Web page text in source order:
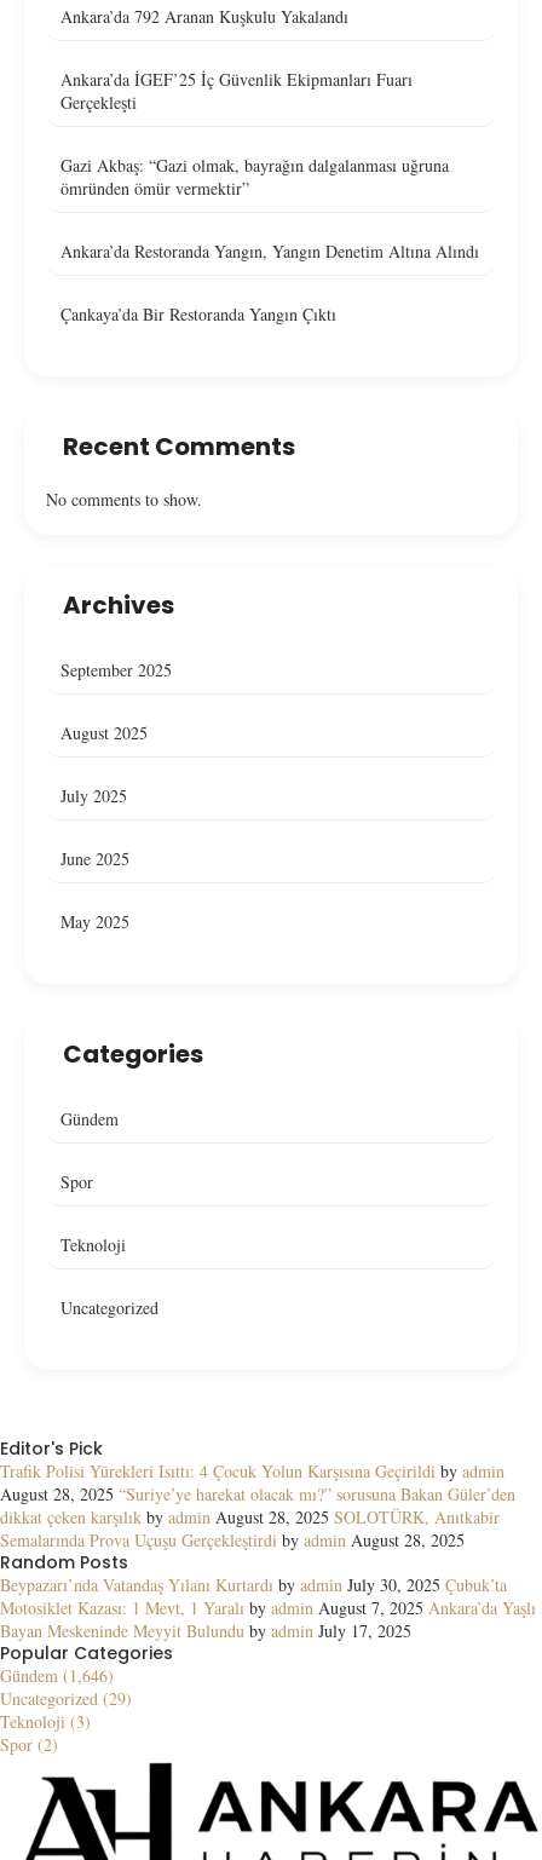
Ankara’da 792 Aranan Kuşkulu Yakalandı
Ankara’da İGEF’25 İç Güvenlik Ekipmanları Fuarı
Gerçekleşti
Gazi Akbaş: “Gazi olmak, bayrağın dalgalanması uğruna
ömründen ömür vermektir”
Ankara’da Restoranda Yangın, Yangın Denetim Altına Alındı
Çankaya’da Bir Restoranda Yangın Çıktı
Recent Comments
No comments to show.
Archives
September 2025
August 2025
July 2025
June 2025
May 2025
Categories
Gündem
Spor
Teknoloji
Uncategorized
Editor's Pick
Trafik Polisi Yürekleri Isıttı: 4 Çocuk Yolun Karşısına Geçirildi by admin
August 28, 2025 “Suriye’ye harekat olacak mı?” sorusuna Bakan Güler’den
dikkat çeken karşılık by admin August 28, 2025 SOLOTÜRK, Anıtkabir
Semalarında Prova Uçuşu Gerçekleştirdi by admin August 28, 2025
Random Posts
Beypazarı’nda Vatandaş Yılanı Kurtardı by admin July 30, 2025 Çubuk’ta
Motosiklet Kazası: 1 Mevt, 1 Yaralı by admin August 7, 2025 Ankara’da Yaşlı
Bayan Meskeninde Meyyit Bulundu by admin July 17, 2025
Popular Categories
Gündem (1,646)
Uncategorized (29)
Teknoloji (3)
Spor (2)